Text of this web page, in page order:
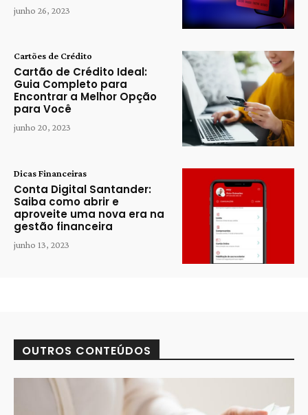
junho 26, 2023
Cartões de Crédito
Cartão de Crédito Ideal:
Guia Completo para
Encontrar a Melhor Opção
para Você
junho 20, 2023
Dicas Financeiras
Conta Digital Santander:
Saiba como abrir e
aproveite uma nova era na
gestão financeira
junho 13, 2023
OUTROS CONTEÚDOS